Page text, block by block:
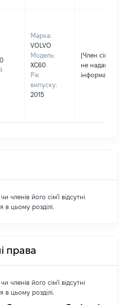
Марка:
VOLVO
Модель:
XC60
Рік
випуску:
2015
[Член сім'ї
не надав
інформацію]
членів його сім'ї відсутні
в цьому розділі.
права
членів його сім'ї відсутні
в цьому розділі.